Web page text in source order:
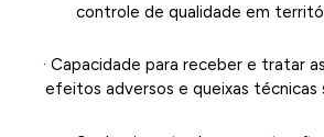
controle de qualidade em
· Capacidade para receber e tratar
efeitos adversos e queixas técnicas